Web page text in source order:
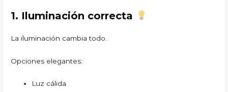
1. Iluminación correcta
La iluminación cambia todo.
Opciones elegantes:
Luz cálida